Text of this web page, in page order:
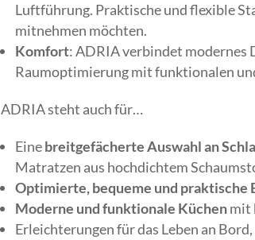
Luftführung. Praktische und flexible
mitnehmen möchten.
Komfort: ADRIA verbindet modernes
Raumoptimierung mit funktionalen
ADRIA steht auch für…
Einebreitgefächerte Auswahl an
Matratzen aus hochdichtem
Optimierte, bequeme und praktische
Moderne und funktionale Küchenmit
Erleichterungen für das Leben an